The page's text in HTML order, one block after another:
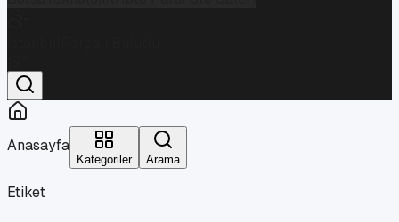
Anasayfa
Kategoriler Arama
Etiket